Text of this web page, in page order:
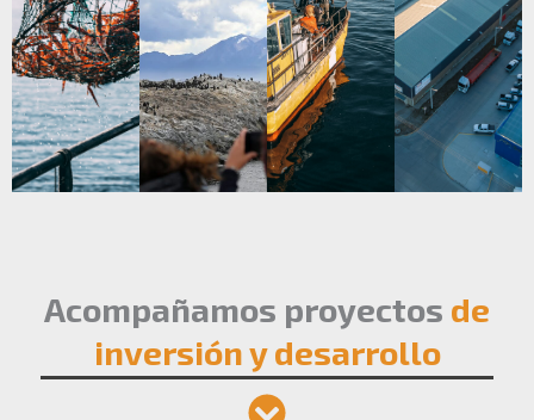
Acompañamos proyectos de
inversión y desarrollo